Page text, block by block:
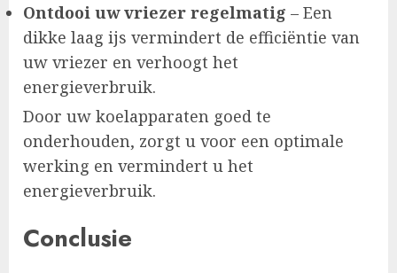
Ontdooi uw vriezer regelmatig – Een
dikke laag ijs vermindert de efficiëntie van
uw vriezer en verhoogt het
energieverbruik.
Door uw koelapparaten goed te
onderhouden, zorgt u voor een optimale
werking en vermindert u het
energieverbruik.
Conclusie